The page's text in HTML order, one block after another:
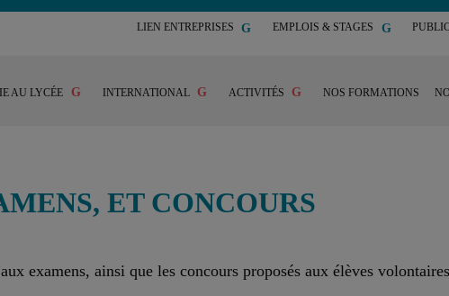
LIEN ENTREPRISES EMPLOIS & STAGES
AU LYCÉE INTERNATIONAL ACTIVITÉS NOS FORMATIONS
ET CONCOURS
examens, ainsi que les concours proposés aux élèves